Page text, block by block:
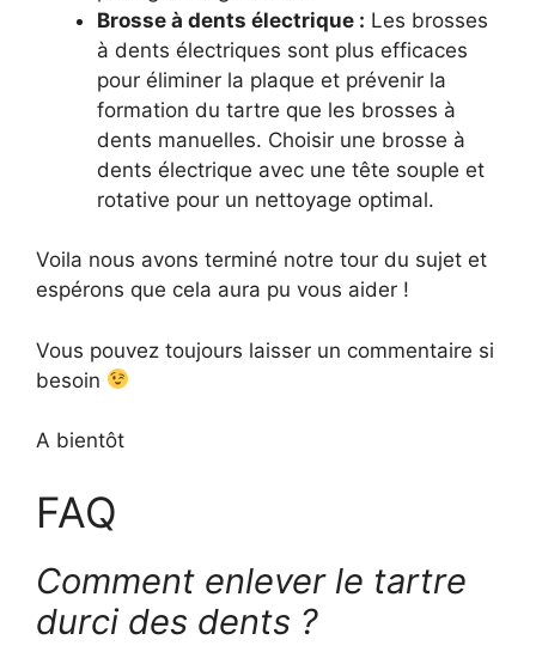
Brosse à dents électrique : Les brosses
à dents électriques sont plus efficaces
pour éliminer la plaque et prévenir la
formation du tartre que les brosses à
dents manuelles. Choisir une brosse à
dents électrique avec une tête souple et
rotative pour un nettoyage optimal.
Voila nous avons terminé notre tour du sujet et
espérons que cela aura pu vous aider !
Vous pouvez toujours laisser un commentaire si
besoin
A bientôt
FAQ
Comment enlever le tartre
durci des dents ?